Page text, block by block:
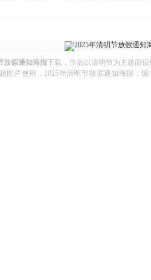
放假通知海报下载，作品以清明节为主题而
图片使用，2025年清明节放假通知海报，编